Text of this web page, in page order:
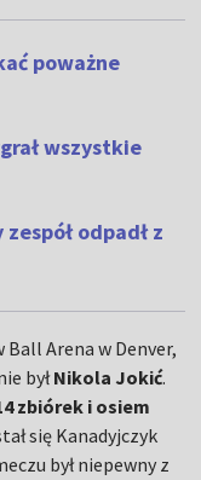
poważne
wszystkie
odpadł z
Ball Arena w Denver,
byłNikola Jokić.
zbiórek i osiem
się Kanadyjczyk
był niepewny z